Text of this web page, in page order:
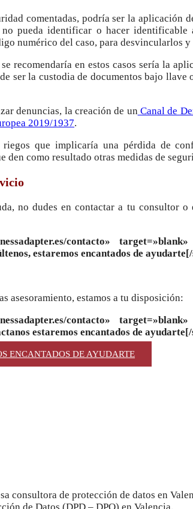
comentadas, podría ser la
pueda identificar o hacer identificable
numérico del caso, para desvincularlos
recomendaría en estos casos sería la
ser la custodia de documentos bajo
denuncias, la creación de un Canal de
2019/1937.
que implicaría una pérdida de
den como resultado otras medidas de
no dudes en contactar a tu consultor o
contacto»
estaremos encantados de
asesoramiento, estamos a tu disposición:
contacto»
estaremos encantados de
ENCANTADOS DE AYUDARTE
consultora de protección de datos en